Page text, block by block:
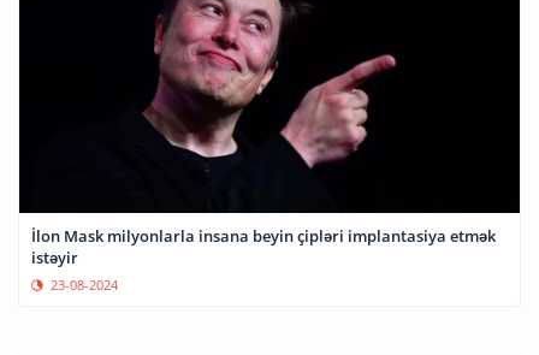
İlon Mask milyonlarla insana beyin çipləri implantasiya etmək
istəyir
23-08-2024